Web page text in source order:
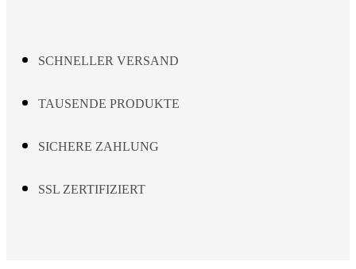
SCHNELLER VERSAND
TAUSENDE PRODUKTE
SICHERE ZAHLUNG
SSL ZERTIFIZIERT